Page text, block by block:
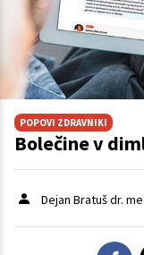
POPOVI ZDRAVNIKI
Bolečine v
Dejan Bratuš dr.